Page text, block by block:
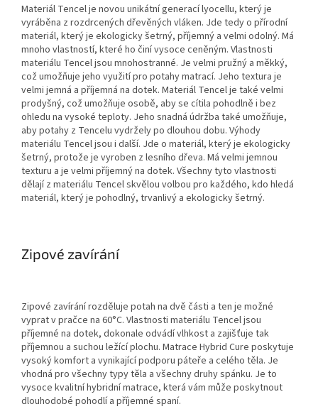
Materiál Tencel je novou unikátní generací lyocellu, který je
vyráběna z rozdrcených dřevěných vláken. Jde tedy o přírodní
materiál, který je ekologicky šetrný, příjemný a velmi odolný. Má
mnoho vlastností, které ho činí vysoce ceněným. Vlastnosti
materiálu Tencel jsou mnohostranné. Je velmi pružný a měkký,
což umožňuje jeho využití pro potahy matrací. Jeho textura je
velmi jemná a příjemná na dotek. Materiál Tencel je také velmi
prodyšný, což umožňuje osobě, aby se cítila pohodlně i bez
ohledu na vysoké teploty. Jeho snadná údržba také umožňuje,
aby potahy z Tencelu vydržely po dlouhou dobu. Výhody
materiálu Tencel jsou i další. Jde o materiál, který je ekologicky
šetrný, protože je vyroben z lesního dřeva. Má velmi jemnou
texturu a je velmi příjemný na dotek. Všechny tyto vlastnosti
dělají z materiálu Tencel skvělou volbou pro každého, kdo hledá
materiál, který je pohodlný, trvanlivý a ekologicky šetrný.
Zipové zavírání
Zipové zavírání rozděluje potah na dvě části a ten je možné
vyprat v pračce na 60°C. Vlastnosti materiálu Tencel jsou
příjemné na dotek, dokonale odvádí vlhkost a zajišťuje tak
příjemnou a suchou ležící plochu. Matrace Hybrid Cure poskytuje
vysoký komfort a vynikající podporu páteře a celého těla. Je
vhodná pro všechny typy těla a všechny druhy spánku. Je to
vysoce kvalitní hybridní matrace, která vám může poskytnout
dlouhodobé pohodlí a příjemné spaní.